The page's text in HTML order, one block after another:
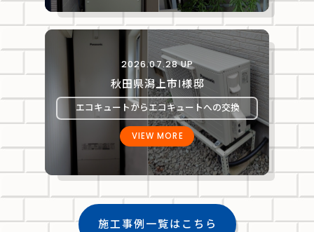
2026.07.28 UP
秋田県潟上市Ⅰ様邸
エコキュートからエコキュートへの交換
VIEW MORE
施工事例一覧はこちら